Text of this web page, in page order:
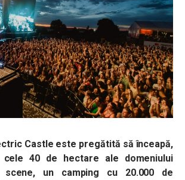
Castle este pregătită să înceapă,
40 de hectare ale domeniului
un camping cu 20.000 de